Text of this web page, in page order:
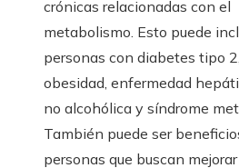
crónicas relacionadas con el
metabolismo. Esto puede
personas con diabetes tipo 2,
obesidad, enfermedad
no alcohólica y síndrome
También puede ser
personas que buscan mejorar